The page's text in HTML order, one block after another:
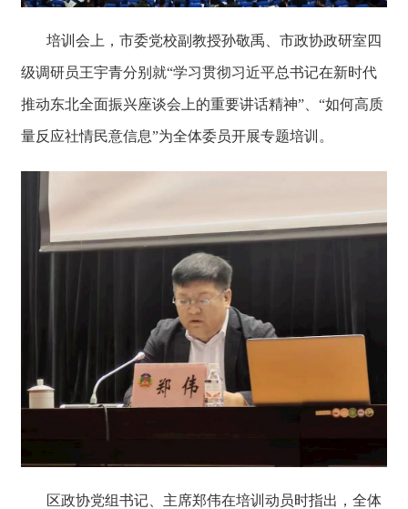
培训会上，市委党校副教授孙敬禹、市政协政研室四
级调研员王宇青分别就“学习贯彻习近平总书记在新时代
推动东北全面振兴座谈会上的重要讲话精神”、“如何高质
量反应社情民意信息”为全体委员开展专题培训。
区政协党组书记、主席郑伟在培训动员时指出，全体